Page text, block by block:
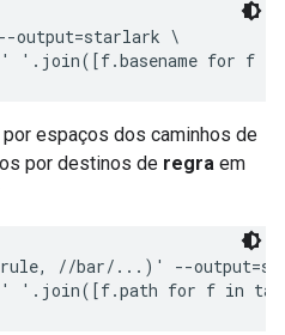
output=starlark \
espaços dos caminhos de
por destinos de regra em
//bar/...)' --